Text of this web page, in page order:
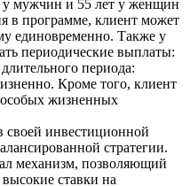
у мужчин и 55 лет у женщин
в программе, клиент может
единовременно. Также у
периодические выплаты:
периода:
Кроме того, клиент
особых жизненных
инвестиционной
стратегии.
механизм, позволяющий
ставки на